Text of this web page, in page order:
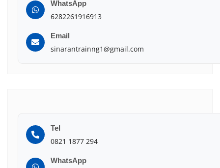
WhatsApp
6282261916913
Email
sinarantrainng1@gmail.com
Tel
0821 1877 294
WhatsApp